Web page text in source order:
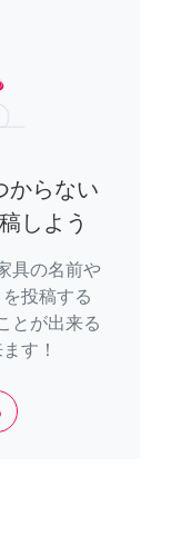
からない
しよう
具の名前や
投稿する
とが出来る
す！